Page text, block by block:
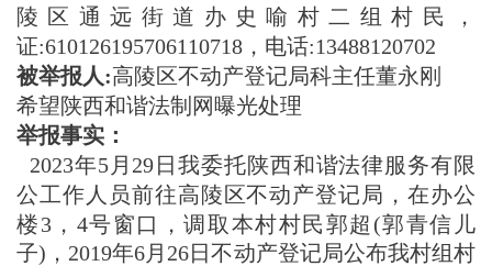
陵区通远街道办史喻村二组村民，
证:610126195706110718，电话:13488120702
被举报人:高陵区不动产登记局科主任董永刚
希望陕西和谐法制网曝光处理
举报事实：
2023年5月29日我委托陕西和谐法律服务有限
公工作人员前往高陵区不动产登记局，在办公
楼3，4号窗口，调取本村村民郭超(郭青信儿
子)，2019年6月26日不动产登记局公布我村组村